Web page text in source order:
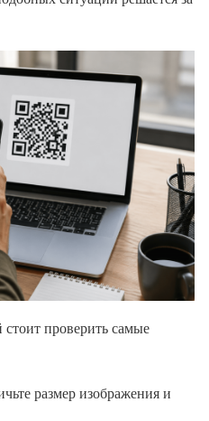
проверить самые
размер изображения и